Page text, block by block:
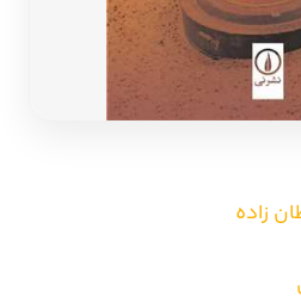
داستان کوتاه
شعر و متون کهن
زاده